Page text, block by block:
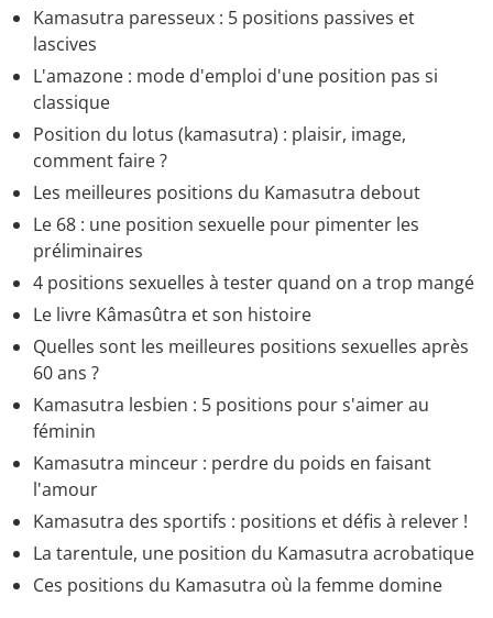
Kamasutra paresseux : 5 positions passives et
lascives
L'amazone : mode d'emploi d'une position pas si
classique
Position du lotus (kamasutra) : plaisir, image,
comment faire ?
Les meilleures positions du Kamasutra debout
Le 68 : une position sexuelle pour pimenter les
préliminaires
4 positions sexuelles à tester quand on a trop mangé
Le livre Kâmasûtra et son histoire
Quelles sont les meilleures positions sexuelles après
60 ans ?
Kamasutra lesbien : 5 positions pour s'aimer au
féminin
Kamasutra minceur : perdre du poids en faisant
l'amour
Kamasutra des sportifs : positions et défis à relever !
La tarentule, une position du Kamasutra acrobatique
Ces positions du Kamasutra où la femme domine